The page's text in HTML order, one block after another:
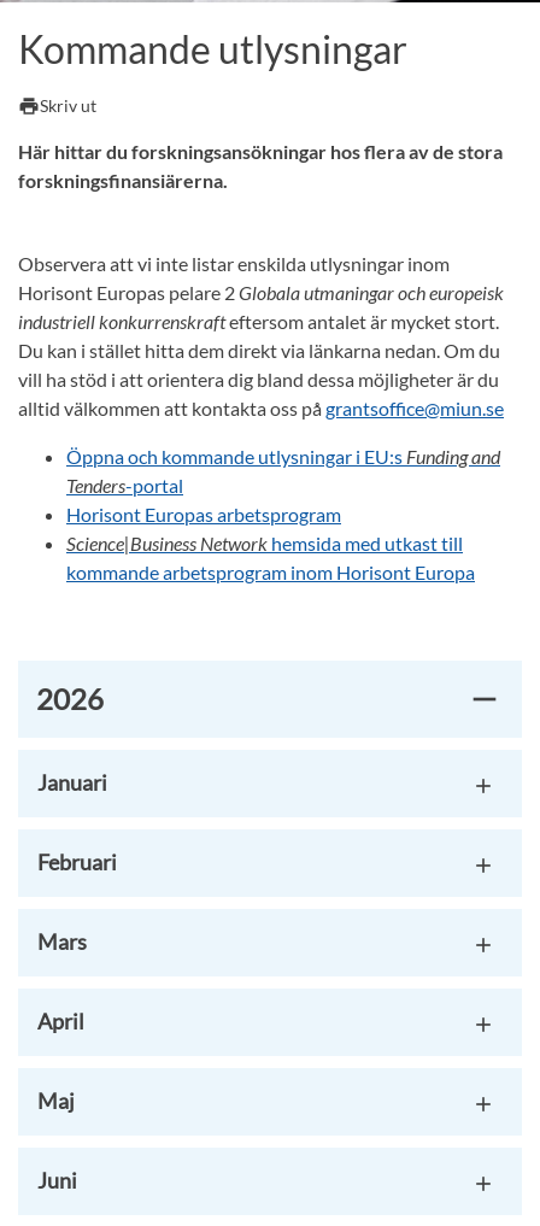
Kommande utlysningar
printSkriv ut
Här hittar du forskningsansökningar hos flera av de stora
forskningsfinansiärerna.
Observera att vi inte listar enskilda utlysningar inom
Horisont Europas pelare 2Globala utmaningar och europeisk
industriell konkurrenskrafteftersom antalet är mycket stort.
Du kan i stället hitta dem direkt via länkarna nedan. Om du
vill ha stöd i att orientera dig bland dessa möjligheter är du
alltid välkommen att kontakta oss pågrantsoffice@miun.se
Öppna och kommande utlysningar i EU:s Funding and
Tenders-portal
Horisont Europas arbetsprogram
Science|Business Network hemsida med utkast till
kommande arbetsprogram inom Horisont Europa
2026
Januari
Februari
Mars
April
Maj
Juni